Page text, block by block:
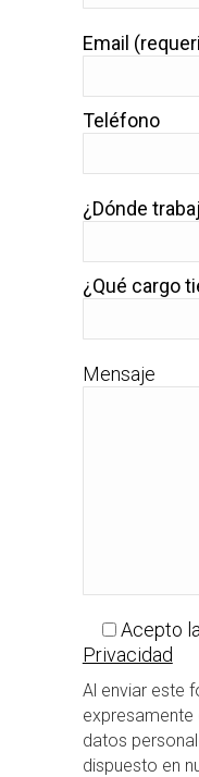
Email
Teléfono
¿Dónde
¿Qué cargo
Mensaje
Acepto la
Privacidad
Al enviar este
expresamente
datos
dispuesto en